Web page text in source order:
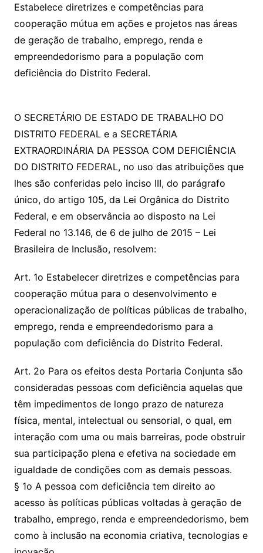
Estabelece diretrizes e competências para
cooperação mútua em ações e projetos nas áreas
de geração de trabalho, emprego, renda e
empreendedorismo para a população com
deficiência do Distrito Federal.
O SECRETÁRIO DE ESTADO DE TRABALHO DO
DISTRITO FEDERAL e a SECRETÁRIA
EXTRAORDINÁRIA DA PESSOA COM DEFICIÊNCIA
DO DISTRITO FEDERAL, no uso das atribuições que
lhes são conferidas pelo inciso III, do parágrafo
único, do artigo 105, da Lei Orgânica do Distrito
Federal, e em observância ao disposto na Lei
Federal no 13.146, de 6 de julho de 2015 – Lei
Brasileira de Inclusão, resolvem:
Art. 1o Estabelecer diretrizes e competências para
cooperação mútua para o desenvolvimento e
operacionalização de políticas públicas de trabalho,
emprego, renda e empreendedorismo para a
população com deficiência do Distrito Federal.
Art. 2o Para os efeitos desta Portaria Conjunta são
consideradas pessoas com deficiência aquelas que
têm impedimentos de longo prazo de natureza
física, mental, intelectual ou sensorial, o qual, em
interação com uma ou mais barreiras, pode obstruir
sua participação plena e efetiva na sociedade em
igualdade de condições com as demais pessoas.
§ 1o A pessoa com deficiência tem direito ao
acesso às políticas públicas voltadas à geração de
trabalho, emprego, renda e empreendedorismo, bem
como à inclusão na economia criativa, tecnologias e